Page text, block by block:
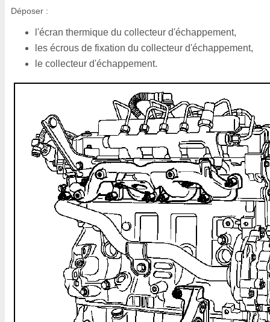
Déposer :
l'écran thermique du collecteur d'échappement,
les écrous de fixation du collecteur d'échappement,
le collecteur d'échappement.